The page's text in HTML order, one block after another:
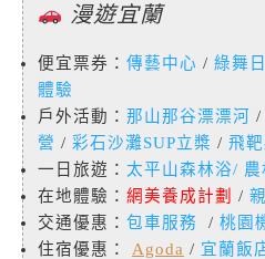
漫遊宜蘭
便宜票券： 傳藝中心 / 綠舞
體驗
戶外活動： 那山那谷漂漂河 /
營 / 彩石沙灘SUP立槳 / 飛
一日旅遊： 太平山森林浴/
在地體驗： 網美養成計劃 /
交通優惠： 包車服務 / 桃園
住宿優惠： Agoda / 宜蘭飯